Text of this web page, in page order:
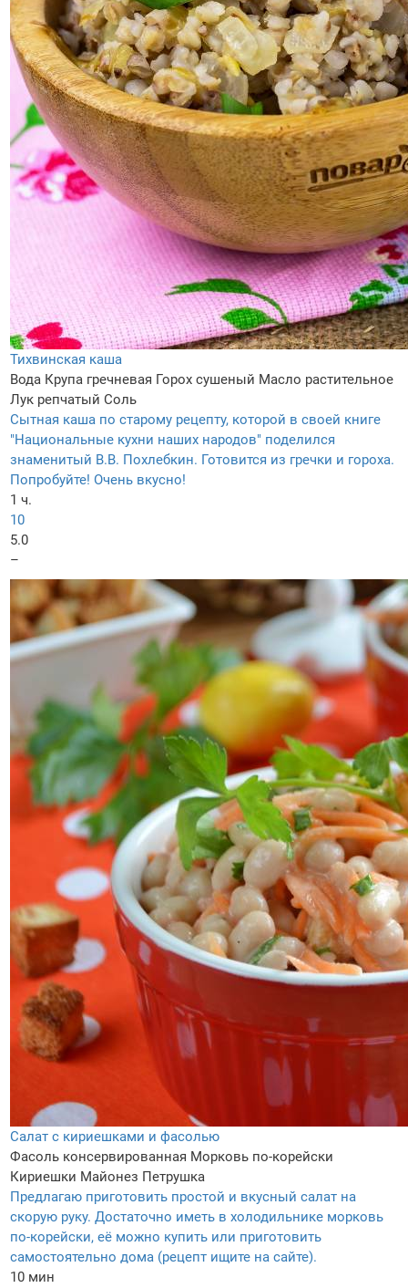
Тихвинская каша
Вода Крупа гречневая Горох сушеный Масло растительное
Лук репчатый Соль
Сытная каша по старому рецепту, которой в своей книге
"Национальные кухни наших народов" поделился
знаменитый В.В. Похлебкин. Готовится из гречки и гороха.
Попробуйте! Очень вкусно!
1 ч.
10
5.0
–
Салат с кириешками и фасолью
Фасоль консервированная Морковь по-корейски
Кириешки Майонез Петрушка
Предлагаю приготовить простой и вкусный салат на
скорую руку. Достаточно иметь в холодильнике морковь
по-корейски, её можно купить или приготовить
самостоятельно дома (рецепт ищите на сайте).
10 мин